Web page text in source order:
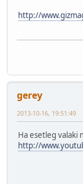
http://
gerey
2013-10-16, 19:51:49
Ha esetleg valaki
http://